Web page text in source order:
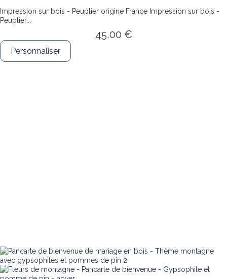
Impression sur bois - Peuplier origine France Impression sur bois -
Peuplier...
45,00 €
Personnaliser